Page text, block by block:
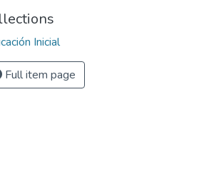
Inicial
Full item page